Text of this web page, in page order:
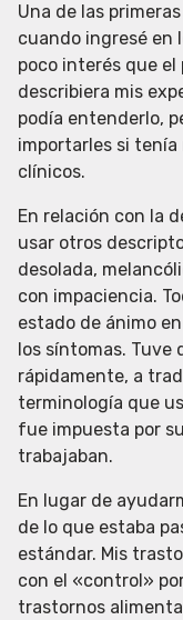
Una de las
cuando ingresé en
poco interés que
describiera mis
podía entenderlo,
importarles si
clínicos.
En relación con la
usar otros
desolada,
con impaciencia.
estado de ánimo
los síntomas. Tuve
rápidamente, a
terminología que
fue impuesta por
trabajaban.
En lugar de
de lo que estaba
estándar. Mis
con el «control»
trastornos